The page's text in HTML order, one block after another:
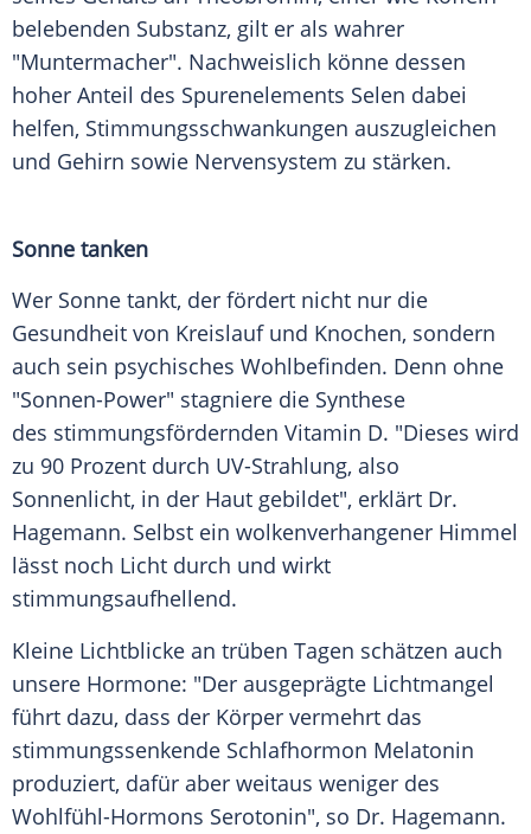
belebenden Substanz, gilt er als wahrer
"Muntermacher". Nachweislich könne dessen
hoher Anteil des Spurenelements Selen dabei
helfen, Stimmungsschwankungen auszugleichen
und Gehirn sowie Nervensystem zu stärken.
Sonne tanken
Wer Sonne tankt, der fördert nicht nur die
Gesundheit von Kreislauf und Knochen, sondern
auch sein psychisches Wohlbefinden. Denn ohne
"Sonnen-Power" stagniere die Synthese
des stimmungsfördernden Vitamin D. "Dieses wird
zu 90 Prozent durch UV-Strahlung, also
Sonnenlicht, in der Haut gebildet", erklärt Dr.
Hagemann. Selbst ein wolkenverhangener Himmel
lässt noch Licht durch und wirkt
stimmungsaufhellend.
Kleine Lichtblicke an trüben Tagen schätzen auch
unsere Hormone: "Der ausgeprägte Lichtmangel
führt dazu, dass der Körper vermehrt das
stimmungssenkende Schlafhormon Melatonin
produziert, dafür aber weitaus weniger des
Wohlfühl-Hormons Serotonin", so Dr. Hagemann.